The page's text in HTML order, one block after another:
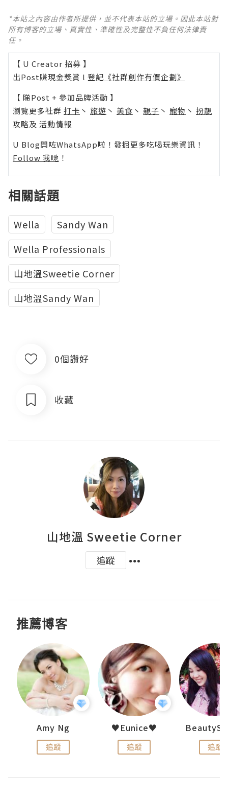
*本站之內容由作者所提供，並不代表本站的立場。因此本站對
所有博客的立場、真實性、準確性及完整性不負任何法律責
任。
【 U Creator 招募 】
出Post賺現金獎賞 l 登記《社群創作有價企劃》
【 睇Post + 參加品牌活動 】
瀏覽更多社群 打卡 丶 旅遊 丶 美食 丶 親子 丶 寵物 丶 扮靚
攻略及 活動情報
U Blog開咗WhatsApp啦！發掘更多吃喝玩樂資訊！
Follow 我哋 ！
相關話題
Wella
Sandy Wan
Wella Professionals
山地溫Sweetie Corner
山地溫Sandy Wan
0個讚好
收藏
山地溫 Sweetie Corner
追蹤
推薦博客
Amy Ng
追蹤
♥Eunice♥
追蹤 追蹤